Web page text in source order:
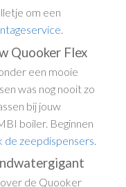
om een
.
Quooker Flex
een mooie
was nog nooit zo
bij jouw
boiler. Beginnen
de zeepdispensers
de Quooker